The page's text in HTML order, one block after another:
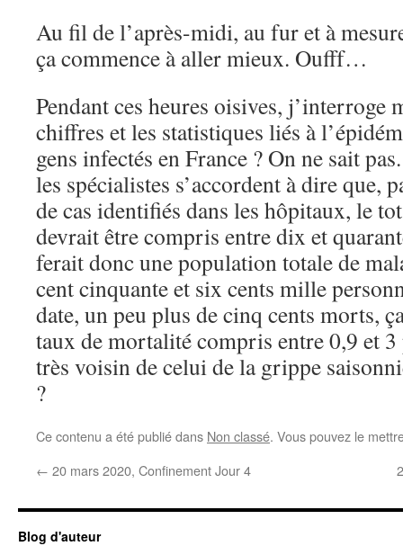
Au fil de l’après-midi, au fur et à
ça commence à aller mieux. Oufff…
Pendant ces heures oisives, j’interroge
chiffres et les statistiques liés à
gens infectés en France ? On ne sait
les spécialistes s’accordent à dire que,
de cas identifiés dans les hôpitaux, le
devrait être compris entre dix et
ferait donc une population totale de
cent cinquante et six cents mille
date, un peu plus de cinq cents morts,
taux de mortalité compris entre 0,9 et
très voisin de celui de la grippe
?
Ce contenu a été publié dans Non classé. Vous pouvez le
← 20 mars 2020, Confinement Jour 4
Blog d'auteur